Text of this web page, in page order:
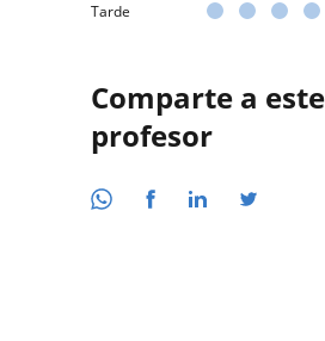
Tarde
Comparte a este
profesor